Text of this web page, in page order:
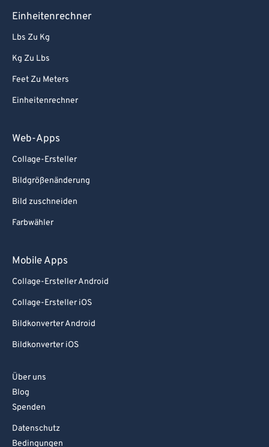
Einheitenrechner
Lbs Zu Kg
Kg Zu Lbs
Feet Zu Meters
Einheitenrechner
Web-Apps
Collage-Ersteller
Bildgrößenänderung
Bild zuschneiden
Farbwähler
Mobile Apps
Collage-Ersteller Android
Collage-Ersteller iOS
Bildkonverter Android
Bildkonverter iOS
Über uns
Blog
Spenden
Datenschutz
Bedingungen